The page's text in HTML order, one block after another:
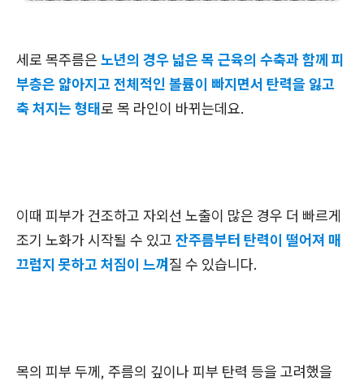
세로 목주름은 노년의 경우 넓은 목 근육의 수축과 함께 피
부층은 얇아지고 전체적인 볼륨이 빠지면서 탄력을 잃고
축 처지는 형태로 목 라인이 바뀌는데요.
이때 피부가 건조하고 자외선 노출이 많은 경우 더 빠르게
조기 노화가 시작될 수 있고 잔주름부터 탄력이 떨어져 매
끄럽지 못하고 처짐이 느껴 질 수 있습니다.
목의 피부 두께, 주름의 깊이나 피부 탄력 등을 고려했을